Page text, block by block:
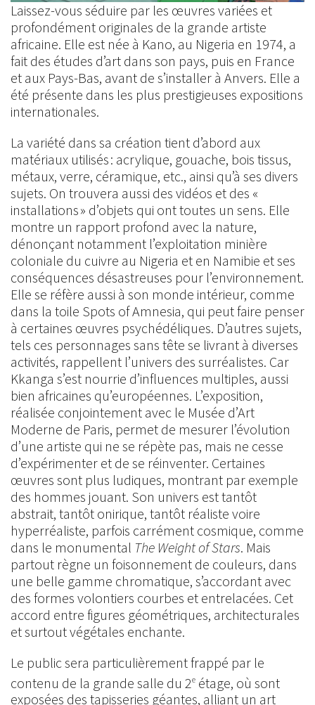
Laissez-vous séduire par les œuvres variées et
profondément originales de la grande artiste
africaine. Elle est née à Kano, au Nigeria en 1974, a
fait des études d’art dans son pays, puis en France
et aux Pays-Bas, avant de s’installer à Anvers. Elle a
été présente dans les plus prestigieuses expositions
internationales.
La variété dans sa création tient d’abord aux
matériaux utilisés : acrylique, gouache, bois tissus,
métaux, verre, céramique, etc., ainsi qu’à ses divers
sujets. On trouvera aussi des vidéos et des «
installations » d’objets qui ont toutes un sens. Elle
montre un rapport profond avec la nature,
dénonçant notamment l’exploitation minière
coloniale du cuivre au Nigeria et en Namibie et ses
conséquences désastreuses pour l’environnement.
Elle se réfère aussi à son monde intérieur, comme
dans la toile Spots of Amnesia, qui peut faire penser
à certaines œuvres psychédéliques. D’autres sujets,
tels ces personnages sans tête se livrant à diverses
activités, rappellent l’univers des surréalistes. Car
Kkanga s’est nourrie d’influences multiples, aussi
bien africaines qu’européennes. L’exposition,
réalisée conjointement avec le Musée d’Art
Moderne de Paris, permet de mesurer l’évolution
d’une artiste qui ne se répète pas, mais ne cesse
d’expérimenter et de se réinventer. Certaines
œuvres sont plus ludiques, montrant par exemple
des hommes jouant. Son univers est tantôt
abstrait, tantôt onirique, tantôt réaliste voire
hyperréaliste, parfois carrément cosmique, comme
dans le monumental The Weight of Stars. Mais
partout règne un foisonnement de couleurs, dans
une belle gamme chromatique, s’accordant avec
des formes volontiers courbes et entrelacées. Cet
accord entre figures géométriques, architecturales
et surtout végétales enchante.
Le public sera particulièrement frappé par le
contenu de la grande salle du 2e étage, où sont
exposées des tapisseries géantes, alliant un art